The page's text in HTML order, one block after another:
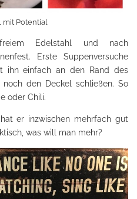
mit Potential
Edelstahl und nach
Erste Suppenversuche
ihn einfach an den Rand des
den Deckel schließen. So
oder Chili.
er inzwischen mehrfach gut
was will man mehr?